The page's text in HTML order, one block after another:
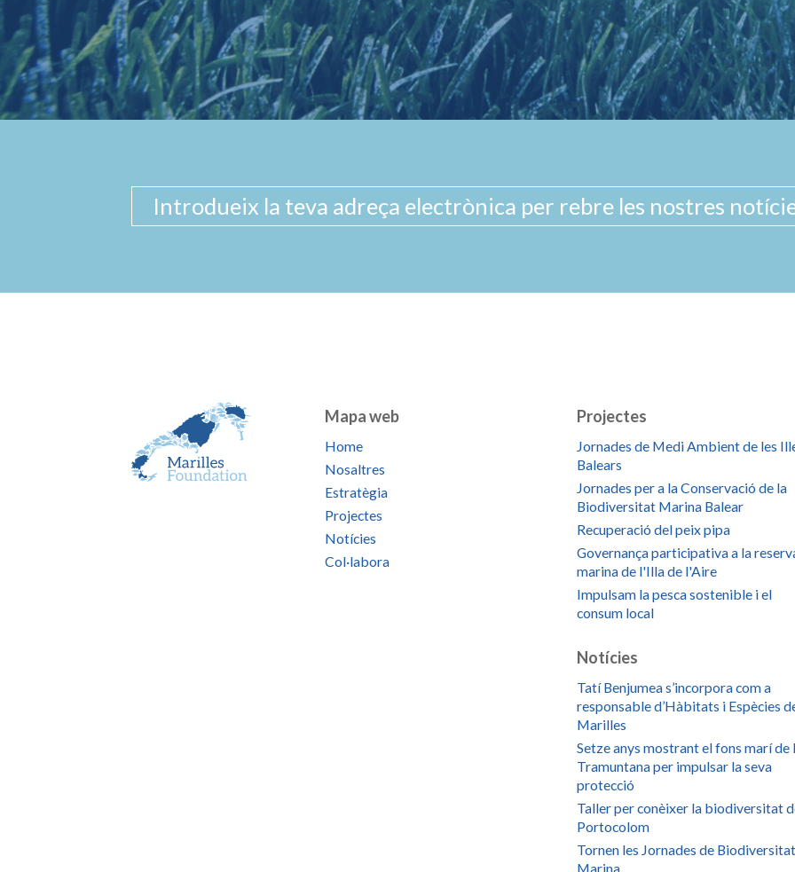
Mapa web
Home
Nosaltres
Estratègia
Projectes
Notícies
Col·labora
Projectes
Jornades de Medi Ambient de les
Balears
Jornades per a la Conservació de la
Biodiversitat Marina Balear
Recuperació del peix pipa
Governança participativa a la
marina de l'Illa de l'Aire
Impulsam la pesca sostenible i el
consum local
Notícies
Tatí Benjumea s’incorpora com a
responsable d’Hàbitats i Espècies
Marilles
Setze anys mostrant el fons marí de
Tramuntana per impulsar la seva
protecció
Taller per conèixer la biodiversitat
Portocolom
Tornen les Jornades de Biodiversitat
Marina